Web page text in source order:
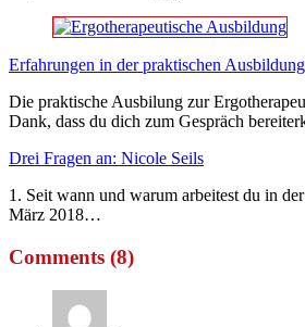
Erfahrungen in der praktischen
Die praktische Ausbilung zur
Dank, dass du dich zum Gespräch
Drei Fragen an: Nicole Seils
1. Seit wann und warum arbeitest du in
März 2018…
Comments (8)